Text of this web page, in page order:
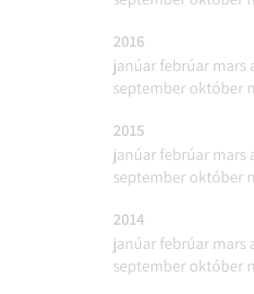
2016
janúar febrúar mars
september október
2015
janúar febrúar mars
september október
2014
janúar febrúar mars
september október